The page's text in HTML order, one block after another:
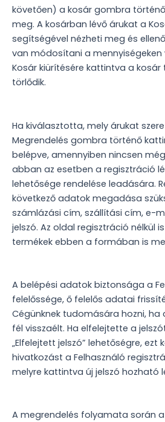
követően) a kosár gombra
meg. A kosárban lévő árukat a
segítségével nézheti meg és
van módosítani a mennyiségeken
Kosár kiürítésére kattintva a
törlődik.
Ha kiválasztotta, mely árukat
Megrendelés gombra történő
belépve, amennyiben nincsen
abban az esetben a regisztráció
lehetősége rendelése leadására.
következő adatok megadása
számlázási cím, szállítási cím, e-
jelszó. Az oldal regisztráció nélkül
termékek ebben a formában is
A belépési adatok biztonsága a
felelőssége, ő felelős adatai
Cégünknek tudomására hozni,
fél visszaélt. Ha elfelejtette a
„Elfelejtett jelszó” lehetőségre, ezt
hivatkozást a Felhasználó
melyre kattintva új jelszó hozható
A megrendelés folyamata során a